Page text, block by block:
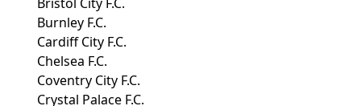
Burnley F.C.
Cardiff City F.C.
Chelsea F.C.
Coventry City F.C.
Crystal Palace F.C.